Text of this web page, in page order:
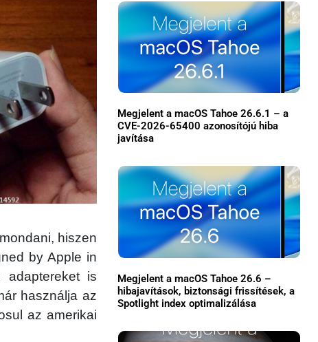
hiszen
by Apple in
is
használja az
az amerikai
Megjelent a macOS Tahoe 26.6.1 – a
CVE-2026-65400 azonosítójú hiba
javítása
Megjelent a macOS Tahoe 26.6 –
hibajavítások, biztonsági frissítések, a
Spotlight index optimalizálása
Főoldal